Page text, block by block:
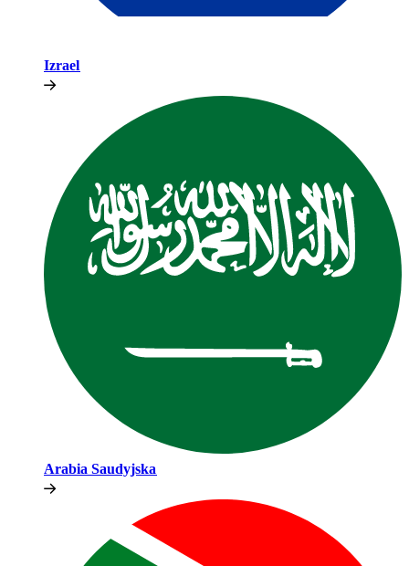
Izrael​​
Arabia Saudyjska​​